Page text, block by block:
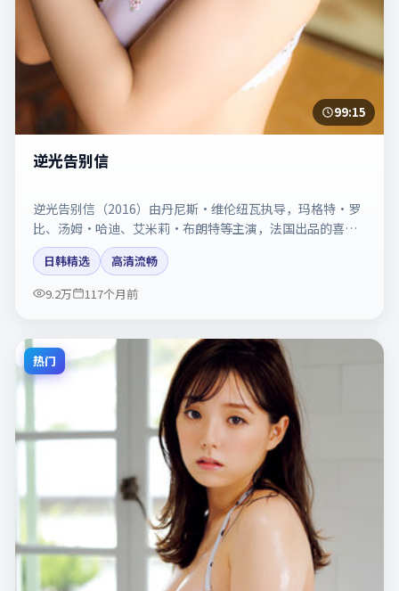
99:15
逆光告别信
逆光告别信（2016）由丹尼斯·维伦纽瓦执导，玛格特·罗
比、汤姆·哈迪、艾米莉·布朗特等主演，法国出品的喜剧
类型影片。动作场面与情感戏比例拿捏得当。剧情简介与主
创信息可供检索参考，上映日期以片方资料为准。
日韩精选
高清流畅
9.2万
117个月前
热门